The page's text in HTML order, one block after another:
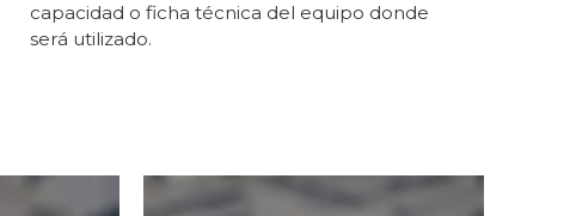
capacidad o ficha técnica del equipo donde
será utilizado.